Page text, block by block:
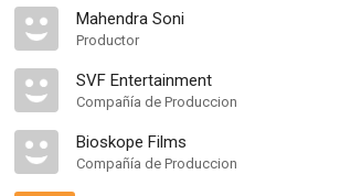
Mahendra Soni
Productor
SVF Entertainment
Compañía de Produccion
Bioskope Films
Compañía de Produccion